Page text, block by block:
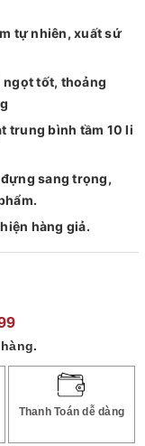
tự nhiên, xuất sứ
ngọt tốt, thoảng
trung bình tầm 10 li
sang trọng,
hàng giả.
Thanh Toán dễ dàng